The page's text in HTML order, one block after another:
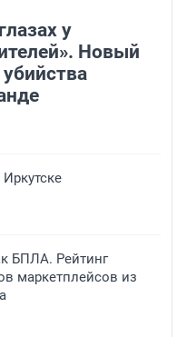
у
Новый
БПЛА. Рейтинг
маркетплейсов из